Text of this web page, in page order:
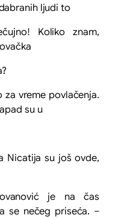
ljudi to
Koliko znam,
vreme povlačenja.
su u
Nicatija su još ovde,
je na čas
se nečeg priseća. –